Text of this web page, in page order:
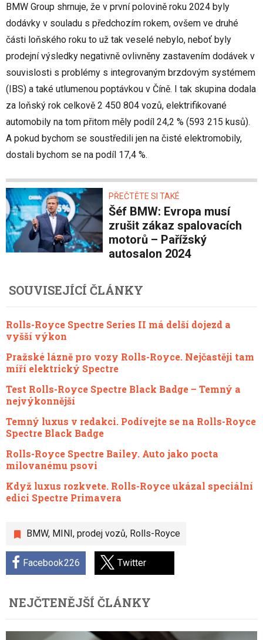
BMW Group shrnuje, že v první polovině roku 2024 byly
dodávky v souladu s předchozím rokem, ovšem ve druhé
části loňského roku to už tak veselé nebylo, neboť byly
prodejní výsledky negativně ovlivněny zastavením dodávek v
souvislosti s problémy s integrovaným brzdovým systémem
(IBS) a také utlumenou poptávkou v Číně. I tak skupina dodala
za loňský rok celkově 2 450 804 vozů, elektrifikované
automobily na tom přitom měly podíl 24,2 % (593 215 kusů).
A pokud bychom se soustředili jen na čisté elektromobily,
dostali bychom se na podíl 17,4 %.
PŘEČTĚTE SI TAKÉ
Šéf BMW: Evropa musí
zrušit zákaz spalovacích
motorů – Pařížský
autosalon 2024
BMW, MINI, prodej vozů, Rolls-Royce
Facebook226 Twitter
SOUVISEJÍCÍ ČLÁNKY
Rolls-Royce Spectre Series II má delší dojezd a
vyšší výkon
Pražské lázně pro vozy Rolls-Royce. Nejčastěji tam
míří elektrický Spectre
Test Rolls-Royce Spectre Black Badge – Temný a
nejvýkonnější
Temný luxus v redakci. Podívejte se na Rolls-Royce
Spectre Black Badge
Rolls-Royce Spectre Bailey. Auto jako pocta
milovanému psovi
Když luxus rozkvete. Rolls-Royce ukázal speciální
edici Spectre Primavera
NEJČTENĚJŠÍ ČLÁNKY